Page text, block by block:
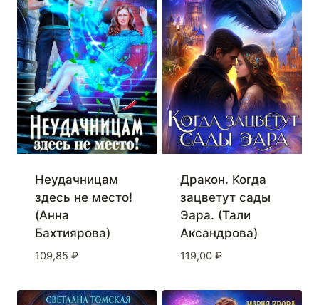
Неудачницам
здесь не место!
(Анна
Бахтиярова)
109,85 ₽
Дракон. Когда
зацветут сады
Эара. (Тали
Аксандрова)
119,00 ₽